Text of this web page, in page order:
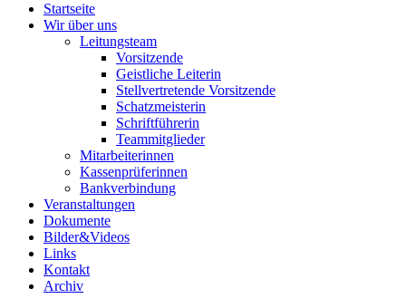
Startseite
Wir über uns
Leitungsteam
Vorsitzende
Geistliche Leiterin
Stellvertretende Vorsitzende
Schatzmeisterin
Schriftführerin
Teammitglieder
Mitarbeiterinnen
Kassenprüferinnen
Bankverbindung
Veranstaltungen
Dokumente
Bilder&Videos
Links
Kontakt
Archiv